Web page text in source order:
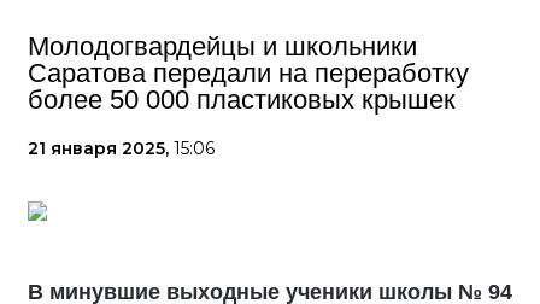
Молодогвардейцы и школьники
Саратова передали на переработку
более 50 000 пластиковых крышек
21 января 2025, 15:06
В минувшие выходные ученики школы № 94